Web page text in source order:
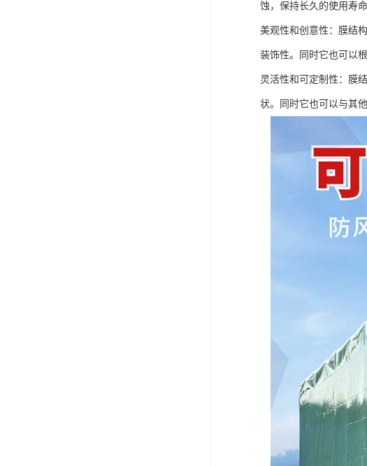
蚀，保持长久的使用寿命
美观性和创意性：膜结
装饰性。同时它也可以
灵活性和可定制性：膜
状。同时它也可以与其